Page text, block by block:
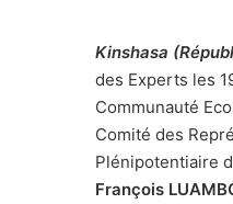
Kinshasa
des Experts les
Communauté
Comité des
Plénipotentiaire
François